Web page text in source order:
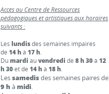
Accès au Centre de Ressources
pédagogiques et artistiques aux horaires
suivants :
Leslundisdes semaines impaires
de14 hà17 h.
Dumardi auvendredi de8 h 30à12
h 30et de14 hà18 h.
Lessamedisdes semaines paires de
9 h à midi.